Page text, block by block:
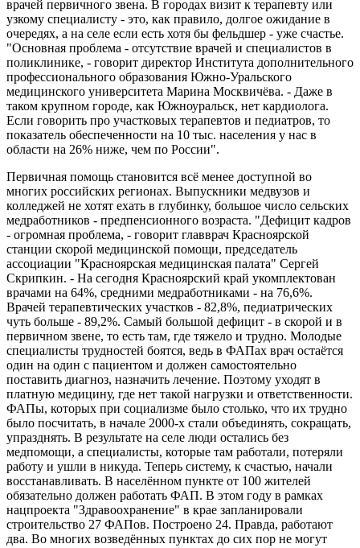
врачей первичного звена. В городах визит к терапевту или
узкому специалисту - это, как правило, долгое ожидание в
очередях, а на селе если есть хотя бы фельдшер - уже счастье.
"Основная проблема - отсутствие врачей и специалистов в
поликлинике, - говорит директор Института дополнительного
профессионального образования Южно-Уральского
медицинского университета Марина Москвичёва. - Даже в
таком крупном городе, как Южноуральск, нет кардиолога.
Если говорить про участковых терапевтов и педиатров, то
показатель обеспеченности на 10 тыс. населения у нас в
области на 26% ниже, чем по России".
Первичная помощь становится всё менее доступной во
многих российских регионах. Выпускники медвузов и
колледжей не хотят ехать в глубинку, большое число сельских
медработников - предпенсионного возраста. "Дефицит кадров
- огромная проблема, - говорит главврач Красноярской
станции скорой медицинской помощи, председатель
ассоциации "Краснояр­ская медицинская палата" Сергей
Скрипкин. - На сегодня Красноярский край укомплектован
врачами на 64%, средними медработниками - на 76,6%.
Врачей терапевтических участков - 82,8%, педиатрических
чуть больше - 89,2%. Самый большой дефицит - в скорой и в
первичном звене, то есть там, где тяжело и трудно. Молодые
специалисты трудностей боятся, ведь в ФАПах врач остаётся
один на один с пациентом и должен самостоятельно
поставить диагноз, назначить лечение. Поэтому уходят в
платную медицину, где нет такой нагрузки и ответственности.
ФАПы, которых при социализме было столько, что их трудно
было посчитать, в начале 2000-х стали объединять, сокращать,
упразднять. В результате на селе люди остались без
медпомощи, а специалисты, которые там работали, потеряли
работу и ушли в никуда. Теперь систему, к счастью, начали
восстанавливать. В населённом пункте от 100 жителей
обязательно должен работать ФАП. В этом году в рамках
нацпроекта "Здравоохранение" в крае запланировали
строительство 27 ФАПов. Построено 24. Правда, работают
два. Во многих возведённых пунктах до сих пор не могут